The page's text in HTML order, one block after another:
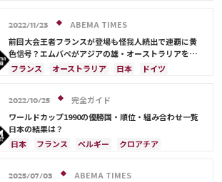
サディオ・マネ
ケビン・デ・ブライネ
アントワーヌ・グリーズマン
ハリー・ケイン
オランダ
プレーオフ
アメリカ
ルカ・モドリッチ
リオネル・メッシ
メキシコ
カリム・ベンゼマ
アントワーヌ・グリーズマン
サウジアラビア
オーストラリア
アンヘル・ディ・マリア
ドイツ
デンマーク
イングランド オランダ
ブラジル
エンゴロ・カンテ
テオ・エルナンデス
ラファエル・バラン
2022/11/23
ABEMA TIMES
前回大会王者フランスが登場も怪我人続出で連覇に黄
色信号？エムバペがアジアの雄・オーストラリアを相
手に不安を一蹴できるか
フランス オーストラリア 日本
ドイツ
アントワーヌ・グリーズマン
デンマーク
カリム・ベンゼマ
ポール・ポグバ
エンゴロ・カンテ
2022/10/25
完全ガイド
ワールドカップ1990の優勝国・順位・組み合わせ一覧
日本の結果は？
日本
フランス ベルギー
クロアチア
アルゼンチン
ドイツ
ウルグアイ
2025/07/03
ABEMA TIMES